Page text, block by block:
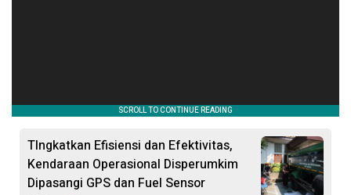
TIngkatkan Efisiensi dan Efektivitas,
Kendaraan Operasional Disperumkim
Dipasangi GPS dan Fuel Sensor